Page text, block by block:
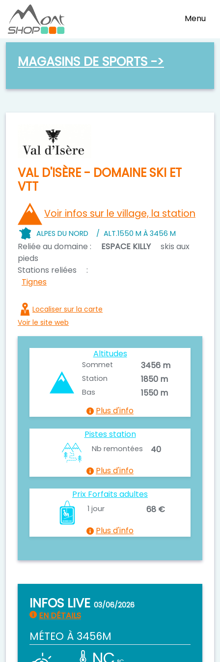
Menu
MAGASINS DE SPORTS ->
VAL D'ISÈRE - DOMAINE SKI ET
VTT
Voir infos sur le village, la station
ALPES DU NORD / ALT.1550 M À 3456 M
Reliée au domaine : ESPACE KILLY
skis aux
pieds
Stations reliées
:
Tignes
Localiser sur la carte
Voir le site web
Altitudes
Sommet 3456 m
Station 1850 m
Bas
1550 m
Plus d'info
Pistes station
Nb remontées
40
Plus d'info
Prix Forfaits adultes
1 jour
68 €
Plus d'info
INFOS LIVE 03/06/2026
EN DÉTAILS
MÉTEO À 3456M